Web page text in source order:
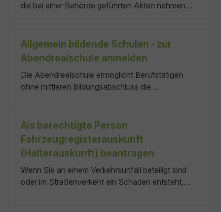
die bei einer Behörde geführten Akten nehmen
Antragstellerin oder Antragsteller oder sonst
Beteiligte oder Beteiligter klären will, welchen
zugrunde gelegt hat oder welche rechtlichen
Möglichkeiten ihr/ihm zur Verfügung stehen.
Allgemein bildende Schulen - zur
Abendrealschule anmelden
Die Abendrealschule ermöglicht Berufstätigen
ohne mittleren Bildungsabschluss die
nach Schule zwei bis drei Jahre. Im letzten
Ausbildungsabschnitt kann die Berufstätigkeit
entfallen. Bei den einzelnen Abendrealschulen gibt
es unterschiedliche Organisationsformen.
Als berechtigte Person
Fahrzeugregisterauskunft
(Halterauskunft) beantragen
Wenn Sie an einem Verkehrsunfall beteiligt sind
oder im Straßenverkehr ein Schaden entsteht,